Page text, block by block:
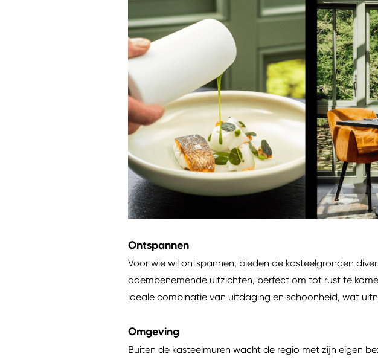
Ontspannen
Voor wie wil ontspannen, bieden de kasteelgronden
adembenemende uitzichten, perfect om tot rust te
ideale combinatie van uitdaging en schoonheid, wat
Omgeving
Buiten de kasteelmuren wacht de regio met zijn eigen